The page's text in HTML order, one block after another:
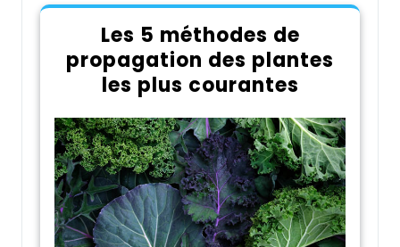
Les 5 méthodes de
propagation des plantes
les plus courantes